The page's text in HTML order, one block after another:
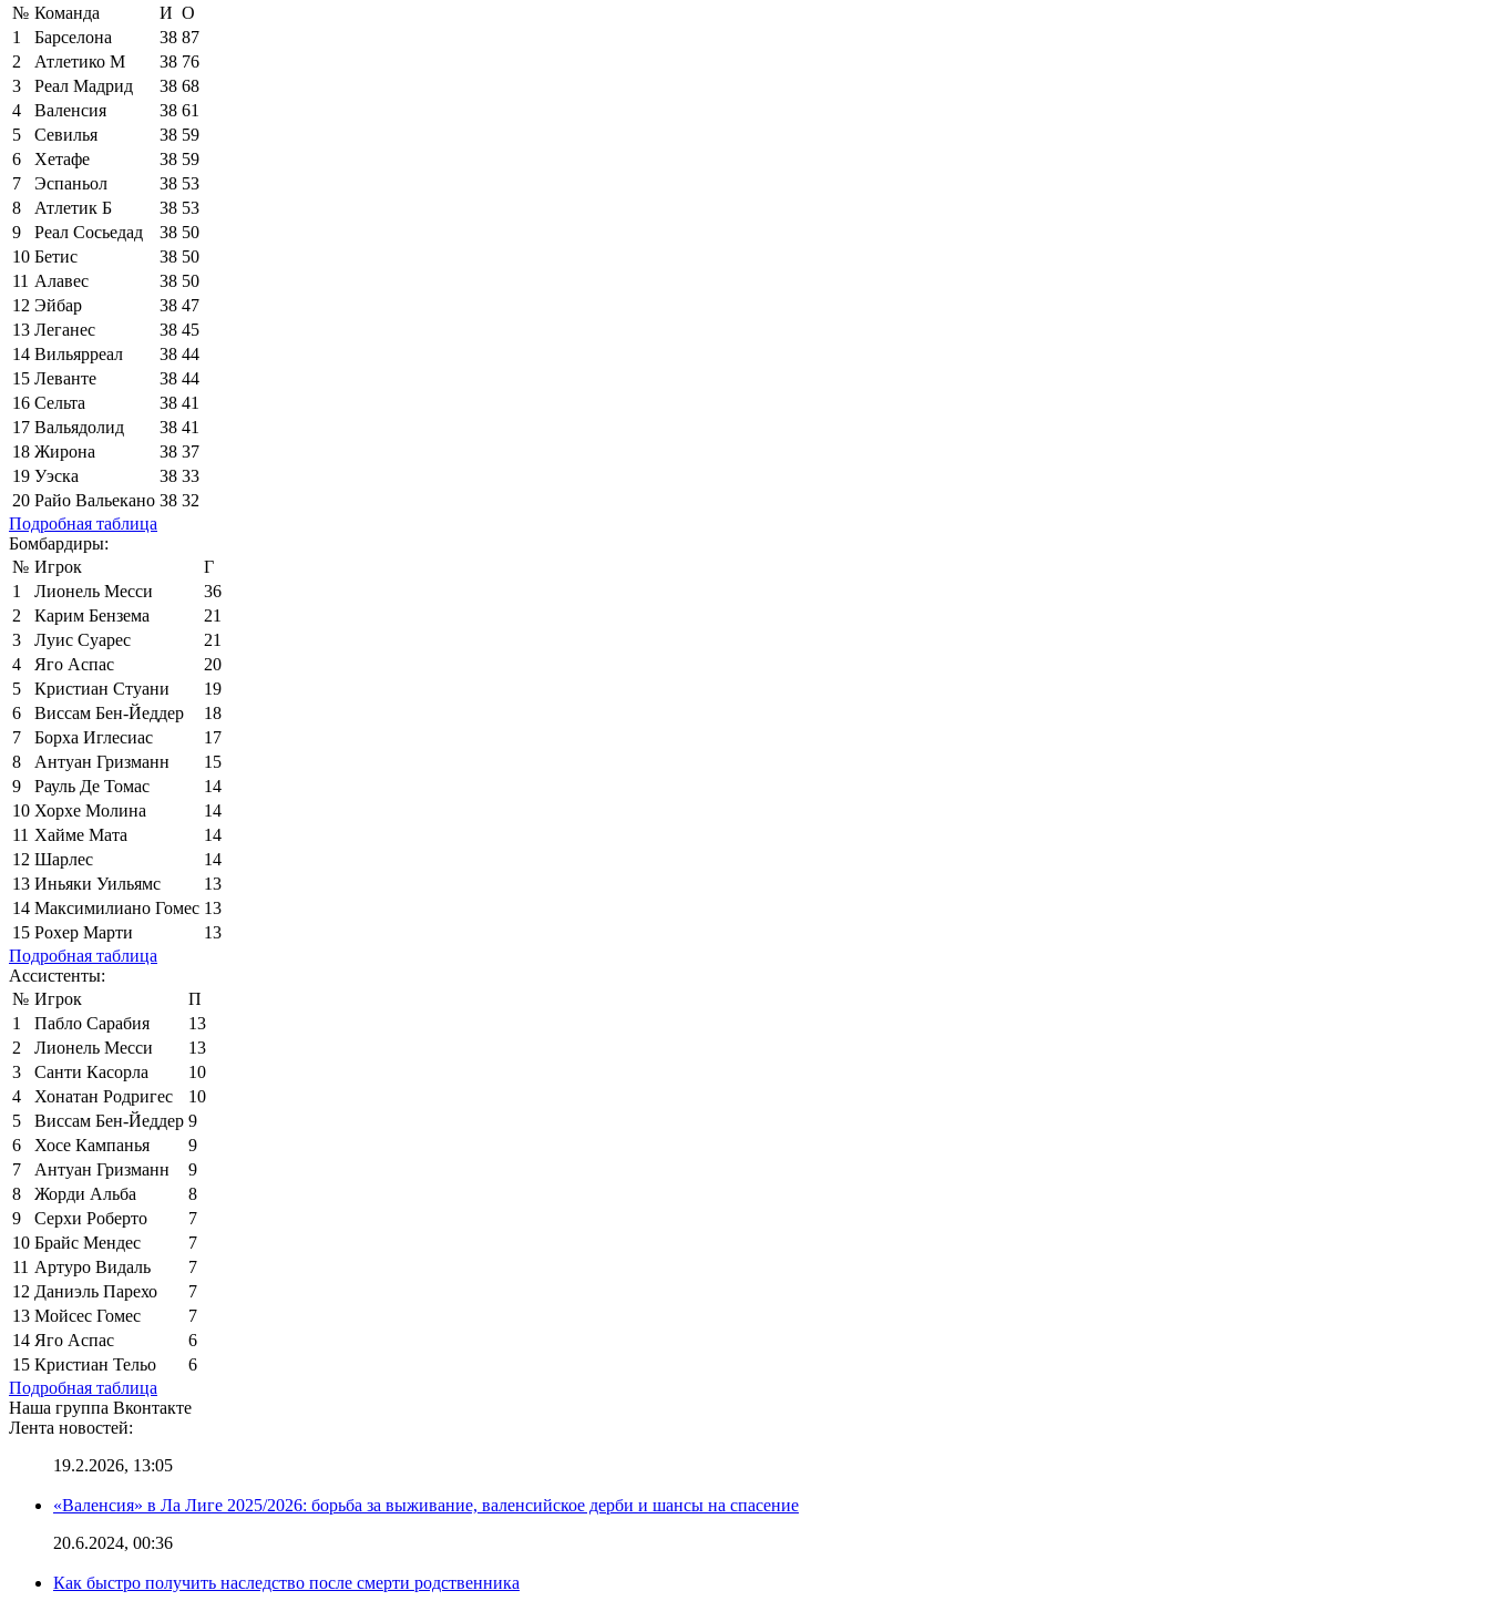
№ Команда И О
1
Барселона 38 87
2
Атлетико М 38 76
3
Реал Мадрид 38 68
4
Валенсия 38 61
5
Севилья 38 59
6
Хетафе 38 59
7
Эспаньол 38 53
8
Атлетик Б 38 53
9
Реал Сосьедад 38 50
10 Бетис 38 50
11 Алавес 38 50
12 Эйбар 38 47
13 Леганес 38 45
14 Вильярреал 38 44
15 Леванте 38 44
16 Сельта 38 41
17 Вальядолид 38 41
18 Жирона 38 37
19 Уэска 38 33
20 Райо Вальекано 38 32
Подробная таблица
Бомбардиры:
№ Игрок
Г
1
Лионель Месси
36
2
Карим Бензема
21
3
Луис Суарес
21
4
Яго Аспас
20
5
Кристиан Стуани
19
6
Виссам Бен-Йеддер
18
7
Борха Иглесиас
17
8
Антуан Гризманн
15
9
Рауль Де Томас
14
10 Хорхе Молина
14
11 Хайме Мата
14
12 Шарлес
14
13 Иньяки Уильямс
13
14 Максимилиано Гомес 13
15 Рохер Марти
13
Подробная таблица
Ассистенты:
№ Игрок
П
1
Пабло Сарабия
13
2
Лионель Месси
13
3
Санти Касорла
10
4
Хонатан Родригес
10
5
Виссам Бен-Йеддер 9
6
Хосе Кампанья
9
7
Антуан Гризманн
9
8
Жорди Альба
8
9
Серхи Роберто
7
10 Брайс Мендес
7
11 Артуро Видаль
7
12 Даниэль Парехо
7
13 Мойсес Гомес
7
14 Яго Аспас
6
15 Кристиан Тельо
6
Подробная таблица
Наша группа Вконтакте
Лента новостей:
19.2.2026, 13:05
«Валенсия» в Ла Лиге 2025/2026: борьба за выживание, валенсийское дерби и шансы на спасение
20.6.2024, 00:36
Как быстро получить наследство после смерти родственника